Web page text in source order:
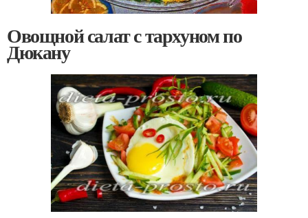
Овощной салат с тархуном по
Дюкану